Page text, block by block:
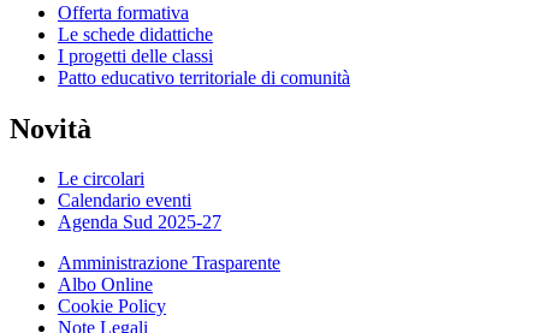
Offerta formativa
Le schede didattiche
I progetti delle classi
Patto educativo territoriale di comunità
Novità
Le circolari
Calendario eventi
Agenda Sud 2025-27
Amministrazione Trasparente
Albo Online
Cookie Policy
Note Legali